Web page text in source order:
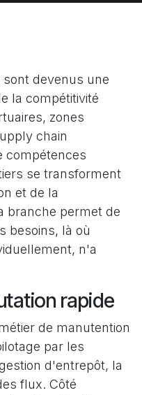
devenus une
la compétitivité
zones
chain
compétences
se transforment
et de la
branche permet de
besoins, là où
n'a
rapide
de manutention
par les
d'entrepôt, la
flux. Côté